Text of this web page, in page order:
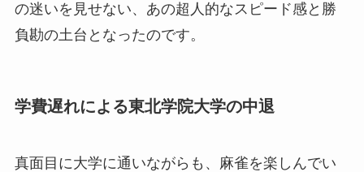
の迷いを見せない、あの超人的なスピード感と勝
負勘の土台となったのです。
学費遅れによる東北学院大学の中退
真面目に大学に通いながらも、麻雀を楽しんでい